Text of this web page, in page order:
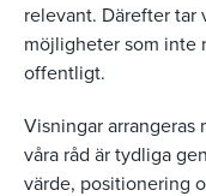
relevant. Därefter
möjligheter som inte
offentligt.
Visningar
våra råd är tydliga
värde, positionering